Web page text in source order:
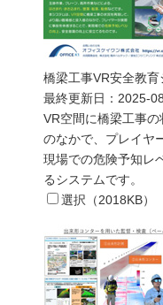
橋梁工事VR安全教育
最終更新日： 2025-
VR空間に橋梁工事
のなかで、プレイヤ
現場での危険予知レ
るシステムです。
選択（2018KB）